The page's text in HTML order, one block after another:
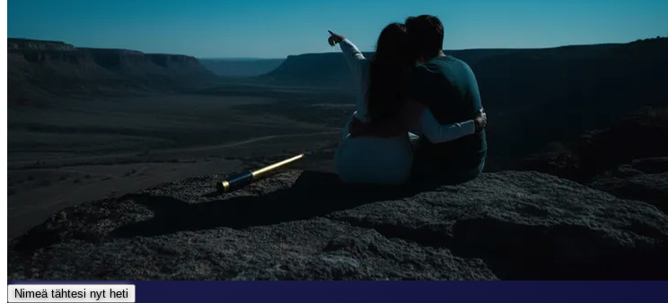
Nimeä tähtesi nyt heti